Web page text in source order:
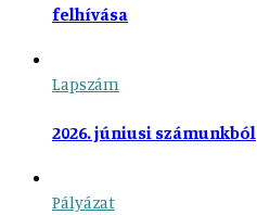
felhívása
Lapszám
2026. júniusi számunkból
Pályázat